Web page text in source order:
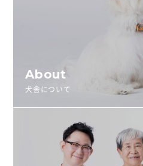
About
犬舎について